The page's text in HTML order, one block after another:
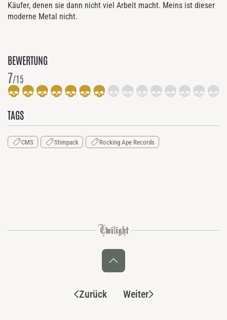
Käufer, denen sie dann nicht viel Arbeit macht. Meins ist dieser
moderne Metal nicht.
BEWERTUNG
7/15
TAGS
CMS Stimpack Rocking Ape Records
Zurück Weiter